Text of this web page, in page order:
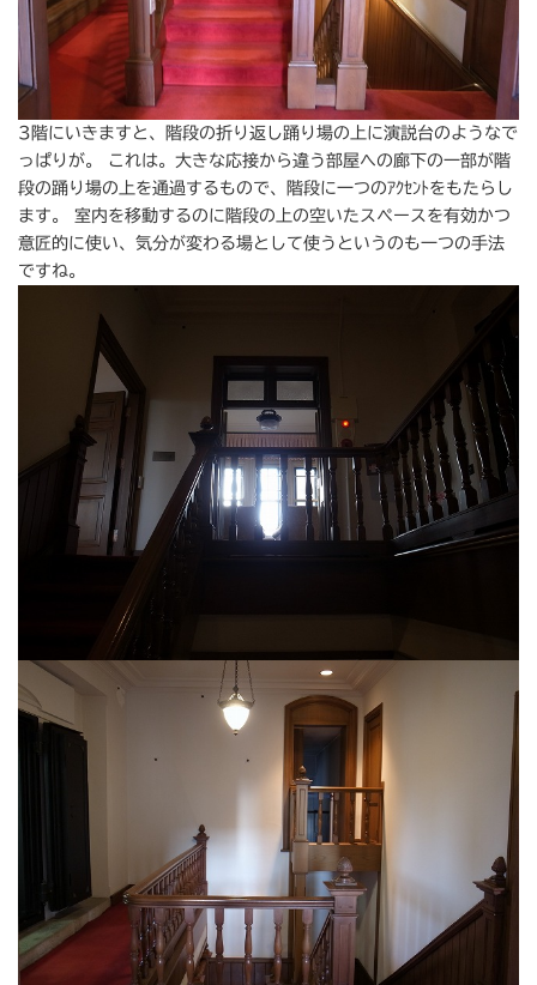
3階にいきますと、階段の折り返し踊り場の上に演説台のようなで
っぱりが。 これは。大きな応接から違う部屋への廊下の一部が階
段の踊り場の上を通過するもので、階段に一つのｱｸｾﾝﾄをもたらし
ます。 室内を移動するのに階段の上の空いたスペースを有効かつ
意匠的に使い、気分が変わる場として使うというのも一つの手法
ですね。